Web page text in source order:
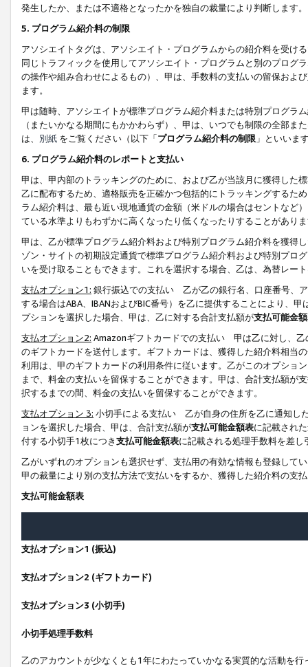
発生したか、または不適格となったかを独自の裁量により判断します。
5. プログラム紹介料の制限
アソシエイトタグは、アソシエイト・プログラムからの紹介料を受け
同じトラフィックを使用してアソシエイト・プログラムと別のプログ
の操作や組み合わせによるもの）、甲は、手数料の支払いの留保およ
ます。
甲は随時、アソシエイトが標準プログラム紹介料または特別プログラ
（またいかなる期間にもかかわらず）、甲は、いつでも制限の全部
は、 別紙 をご覧ください（以下「プログラム紹介料の制限 」といいま
6. プログラム紹介料のレポートと支払い
甲は、甲内部のトラッキングのために、および乙が当該月に獲得した
乙に配布するため、適格販売を正確かつ包括的にトラッキングするた
ラム紹介料は、最も近い現地通貨の金額（米ドルの場合はセントなど
ている水準よりもわずかに高くなったり低くなったりすることがあり
甲は、乙が標準プログラム紹介料および特別プログラム紹介料を獲得
ゾン・サイトの初期設定通貨で標準プログラム紹介料および特別プロ
いを受け取ることもできます。これを選択する場合、乙は、為替レー
支払オプション1: 銀行振込での支払い 乙が乙の銀行名、口座番号、
する場合はABA、IBANおよびBIC番号）を乙に提供することにより、
プションを選択した場合、甲は、乙に対する合計支払額が支払可能金
支払オプション2: Amazonギフトカードでの支払い 甲は乙に対し、乙
のギフトカードを送付します。ギフトカードは、獲得した紹介料相当
利用は、甲のギフトカードの利用条件に従います。乙がこのオプショ
まで、料金の支払いを留保することができます。甲は、合計支払額が
択するまでの間、料金の支払いを留保することができます。
支払オプション 3: 小切手による支払い 乙が自身の住所を乙に通知し
ョンを選択した場合、甲は、合計支払額が支払可能金額表に記載され
付する小切手1枚につき支払可能金額表に記載される処理手数料を差し
乙がいずれのオプションも選択せず、支払用の有効な情報も登録して
甲の裁量により別の支払方法で支払いをするか、獲得した紹介料の支
支払可能金額表
支払オプション1 (振込)
支払オプション2 (ギフトカード)
支払オプション3 (小切手)
小切手処理手数料
乙のアカウントが少なくとも1年にわたっていかなる実質的な活動を